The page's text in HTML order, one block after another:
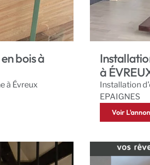
bois à
à Évreux
à
Installation
EPAIGNES
Voir